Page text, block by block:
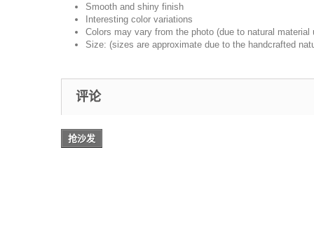
Smooth and shiny finish
Interesting color variations
Colors may vary from the photo (due to natural material
Size: (sizes are approximate due to the handcrafted
评论
抢沙发